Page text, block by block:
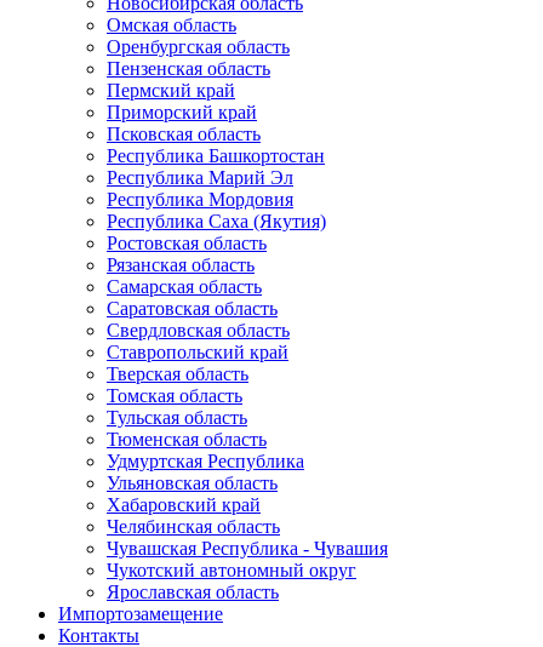
Омская область
Оренбургская область
Пензенская область
Пермский край
Приморский край
Псковская область
Республика Башкортостан
Республика Марий Эл
Республика Мордовия
Республика Саха (Якутия)
Ростовская область
Рязанская область
Самарская область
Саратовская область
Свердловская область
Ставропольский край
Тверская область
Томская область
Тульская область
Тюменская область
Удмуртская Республика
Ульяновская область
Хабаровский край
Челябинская область
Чувашская Республика - Чувашия
Чукотский автономный округ
Ярославская область
Импортозамещение
Контакты